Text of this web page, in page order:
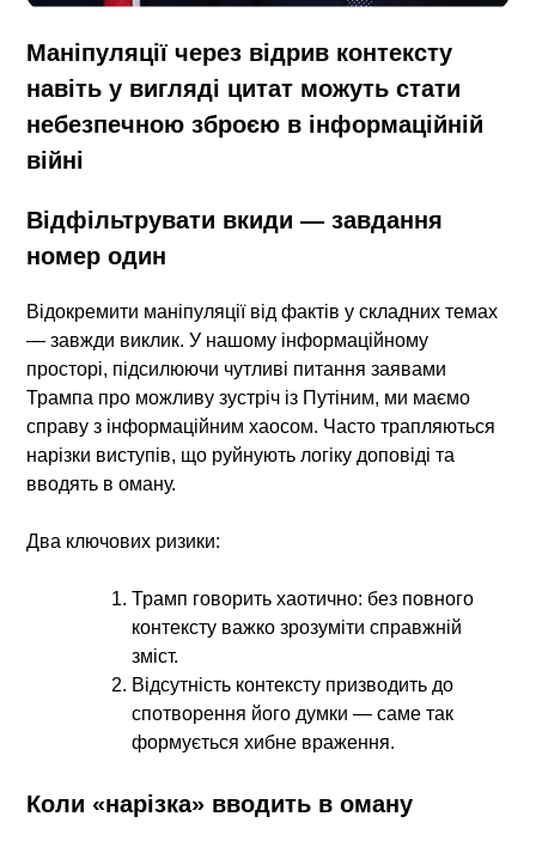
Маніпуляції через відрив контексту
навіть у вигляді цитат можуть стати
небезпечною зброєю в інформаційній
війні
Відфільтрувати вкиди — завдання
номер один
Відокремити маніпуляції від фактів у складних темах
— завжди виклик. У нашому інформаційному
просторі, підсилюючи чутливі питання заявами
Трампа про можливу зустріч із Путіним, ми маємо
справу з інформаційним хаосом. Часто трапляються
нарізки виступів, що руйнують логіку доповіді та
вводять в оману.
Два ключових ризики:
Трамп говорить хаотично: без повного
контексту важко зрозуміти справжній
зміст.
Відсутність контексту призводить до
спотворення його думки — саме так
формується хибне враження.
Коли «нарізка» вводить в оману